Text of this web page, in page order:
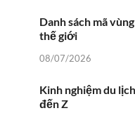
Danh sách mã
thế giới
08/07/2026
Kinh nghiệm du
đến Z